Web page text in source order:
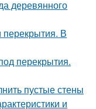
деревянного
В
перекрытия.
пустые стены
и